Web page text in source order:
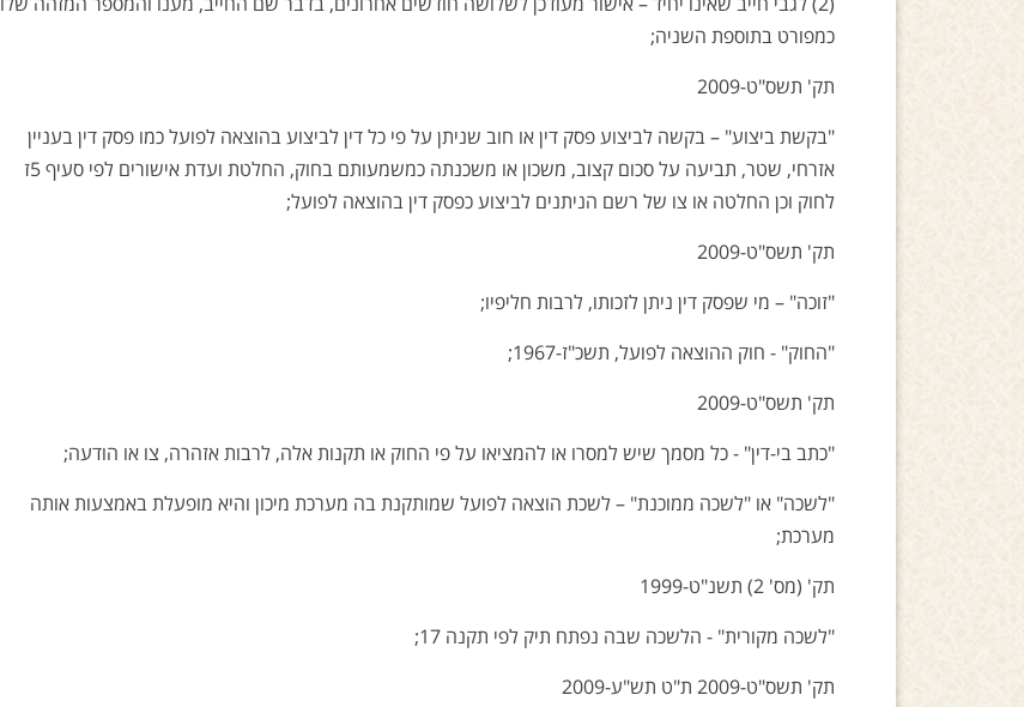
(2) לגבי חייב שאינו יחיד – אישור מעודכן לשלושה חודשים אחרונים, בדבר שם החייב, מענו והמספר המזהה שלו
כמפורט בתוספת השניה;
תק' תשס"ט-2009
"בקשת ביצוע" – בקשה לביצוע פסק דין או חוב שניתן על פי כל דין לביצוע בהוצאה לפועל כמו פסק דין בעניין
אזרחי, שטר, תביעה על סכום קצוב, משכון או משכנתה כמשמעותם בחוק, החלטת ועדת אישורים לפי סעיף 5ז
לחוק וכן החלטה או צו של רשם הניתנים לביצוע כפסק דין בהוצאה לפועל;
תק' תשס"ט-2009
"זוכה" – מי שפסק דין ניתן לזכותו, לרבות חליפיו;
"החוק" - חוק ההוצאה לפועל, תשכ"ז-1967;
תק' תשס"ט-2009
"כתב בי-דין" - כל מסמך שיש למסרו או להמציאו על פי החוק או תקנות אלה, לרבות אזהרה, צו או הודעה;
"לשכה" או "לשכה ממוכנת" – לשכת הוצאה לפועל שמותקנת בה מערכת מיכון והיא מופעלת באמצעות אותה
מערכת;
תק' (מס' 2) תשנ"ט-1999
"לשכה מקורית" - הלשכה שבה נפתח תיק לפי תקנה 17;
תק' תשס"ט-2009 ת"ט תש"ע-2009